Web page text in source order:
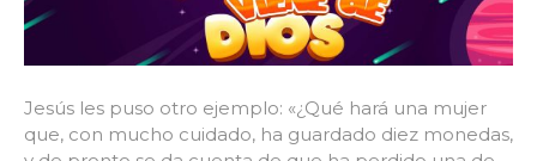
Jesús les puso otro ejemplo: «¿Qué hará una mujer
que, con mucho cuidado, ha guardado diez monedas,